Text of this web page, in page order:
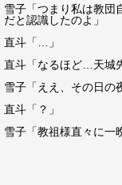
雪子「つまり私は教団
だと認識したのよ」
直斗「…」
直斗「なるほど…天城
雪子「ええ、その日の
直斗「？」
雪子「教祖様直々に一